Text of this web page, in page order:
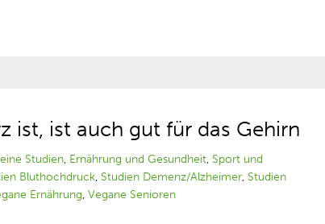
ist, ist auch gut für das Gehirn
Studien, Ernährung und Gesundheit, Sport und
Bluthochdruck, Studien Demenz/Alzheimer, Studien
Ernährung,Vegane Senioren